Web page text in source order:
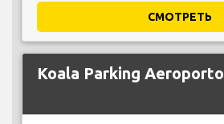
СМОТРЕТЬ
Koala Parking Aeroporto